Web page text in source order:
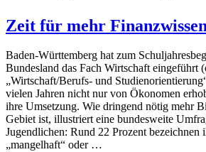
Zeit für mehr Finanzwissen
Baden-Württemberg hat zum
Bundesland das Fach Wirtschaft eingeführt
„Wirtschaft/Berufs- und
vielen Jahren nicht nur von Ökonomen
ihre Umsetzung. Wie dringend nötig mehr
Gebiet ist, illustriert eine bundesweite
Jugendlichen: Rund 22 Prozent bezeichnen
„mangelhaft“ oder …